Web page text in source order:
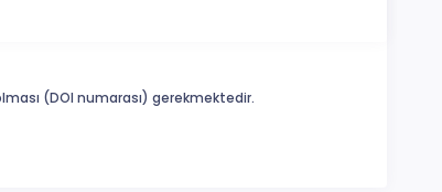
(DOI numarası) gerekmektedir.